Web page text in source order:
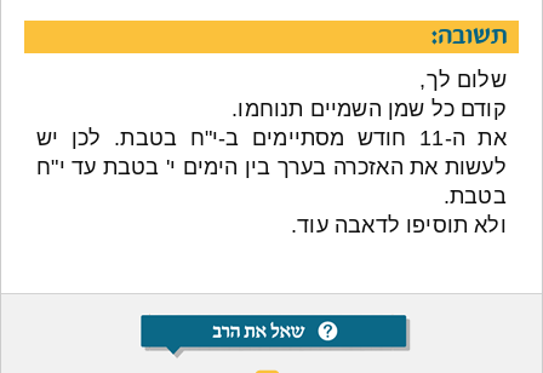
תשובה:
שלום לך,
קודם כל שמן השמיים תנוחמו.
את ה-11 חודש מסתיימים ב-י"ח בטבת. לכן יש
לעשות את האזכרה בערך בין הימים י' בטבת עד י"ח
בטבת.
ולא תוסיפו לדאבה עוד.